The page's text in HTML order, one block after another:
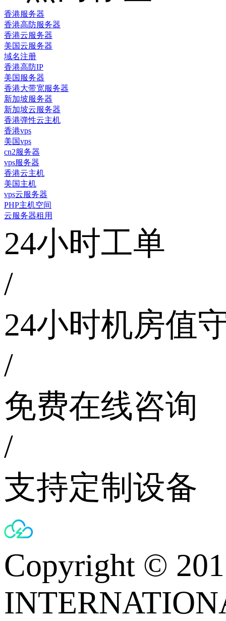
香港服务器
香港高防服务器
香港云服务器
美国云服务器
域名注册
香港高防IP
美国服务器
香港大带宽服务器
新加坡服务器
新加坡云服务器
香港弹性云主机
香港vps
美国vps
cn2服务器
vps服务器
香港云主机
美国主机
vps云服务器
PHP主机空间
云服务器租用
24小时工单
/
24小时机房值
/
免费在线咨询
/
支持定制设备
Copyright ©